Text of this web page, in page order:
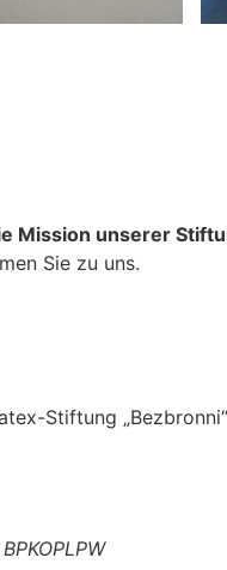
Mission unserer
Sie zu uns.
Stiftung